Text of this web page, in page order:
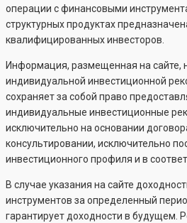
операции с финансовыми
структурных продуктах
квалифицированных инвесторов.
Информация, размещенная на сайте,
индивидуальной инвестиционной
сохраняет за собой право
индивидуальные инвестиционные
исключительно на основании
консультировании, исключительно
инвестиционного профиля и в
В случае указания на сайте
инструментов за определенный
гарантирует доходности в будущем.